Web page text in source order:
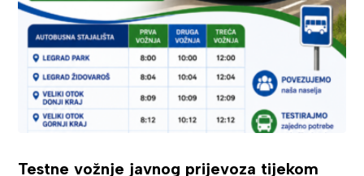
Testne vožnje javnog prijevoza tijekom